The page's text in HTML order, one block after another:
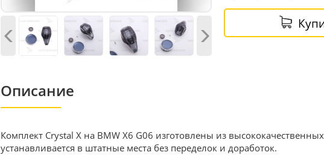
Описание
Комплект Crystal X на BMW X6 G06 изготовлены из
устанавливается в штатные места без переделок и доработок.